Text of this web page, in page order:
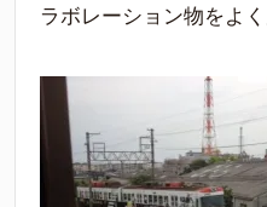
ラボレーション物をよく